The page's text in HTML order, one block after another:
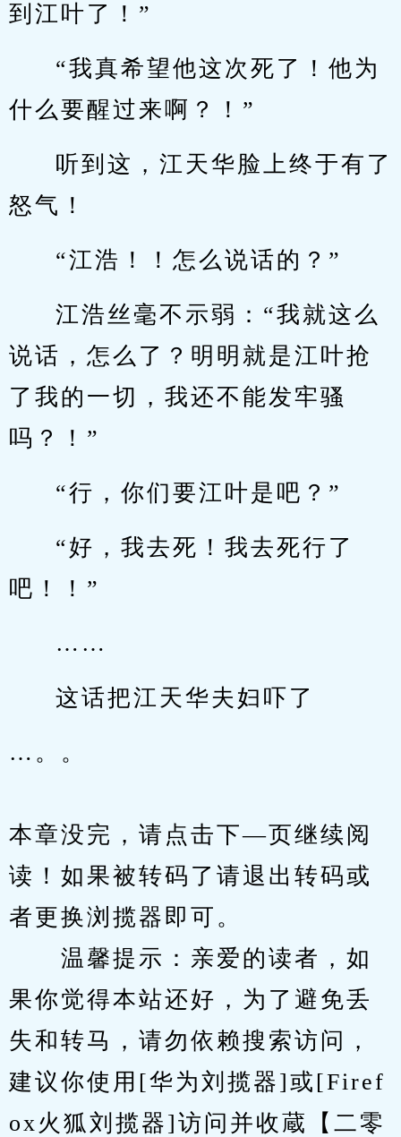
到江叶了！”
“我真希望他这次死了！他为
什么要醒过来啊？！”
听到这，江天华脸上终于有了
怒气！
“江浩！！怎么说话的？”
江浩丝毫不示弱：“我就这么
说话，怎么了？明明就是江叶抢
了我的一切，我还不能发牢骚
吗？！”
“行，你们要江叶是吧？”
“好，我去死！我去死行了
吧！！”
……
这话把江天华夫妇吓了
…。。
本章没完，请点击下—页继续阅
读！如果被转码了请退出转码或
者更换浏揽器即可。
温馨提示：亲爱的读者，如
果你觉得本站还好，为了避免丢
失和转马，请勿依赖搜索访问，
建议你使用[华为刘揽器]或[Firef
ox火狐刘揽器]访问并收蔵【二零